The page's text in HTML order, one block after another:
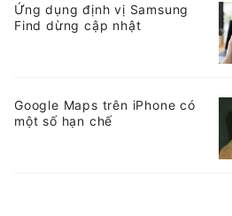
Ứng dụng định vị Samsung
Find dừng cập nhật
Google Maps trên iPhone có
một số hạn chế